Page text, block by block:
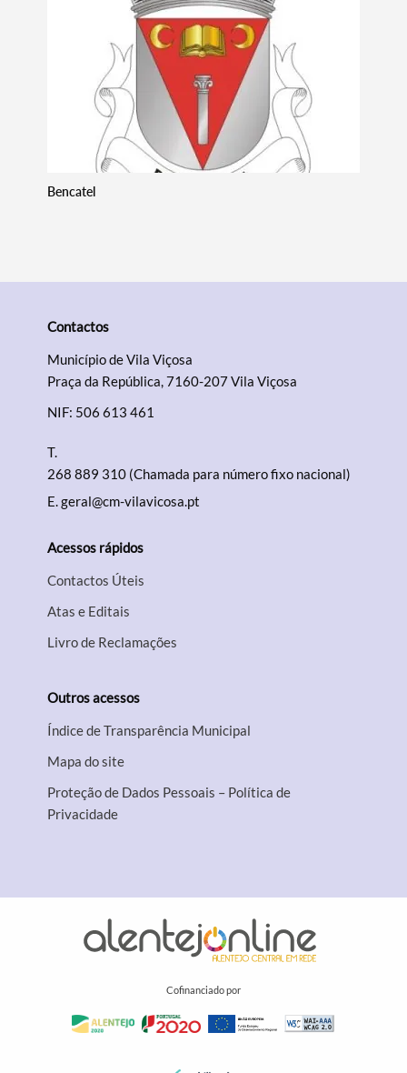
Categorias gerais
Bencatel
Contactos
Município de Vila Viçosa
Praça da República, 7160-207 Vila Viçosa
NIF: 506 613 461
T.
268 889 310 (Chamada para número fixo nacional)
E.geral@cm-vilavicosa.pt
Acessos rápidos
Contactos Úteis
Atas e Editais
Livro de Reclamações
Outros acessos
Índice de Transparência Municipal
Mapa do site
Proteção de Dados Pessoais – Política de
Privacidade
Cofinanciado por